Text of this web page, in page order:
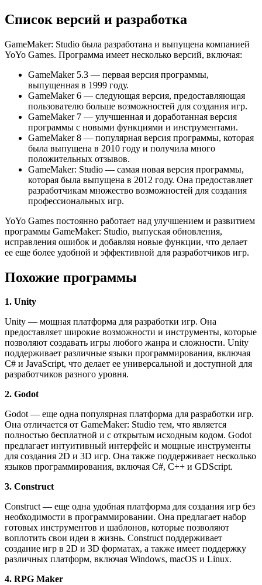
Список версий и разработка
GameMaker: Studio была разработана и выпущена компанией
YoYo Games. Программа имеет несколько версий, включая:
GameMaker 5.3 — первая версия программы,
выпущенная в 1999 году.
GameMaker 6 — следующая версия, предоставляющая
пользователю больше возможностей для создания игр.
GameMaker 7 — улучшенная и доработанная версия
программы с новыми функциями и инструментами.
GameMaker 8 — популярная версия программы, которая
была выпущена в 2010 году и получила много
положительных отзывов.
GameMaker: Studio — самая новая версия программы,
которая была выпущена в 2012 году. Она предоставляет
разработчикам множество возможностей для создания
профессиональных игр.
YoYo Games постоянно работает над улучшением и развитием
программы GameMaker: Studio, выпуская обновления,
исправления ошибок и добавляя новые функции, что делает
ее еще более удобной и эффективной для разработчиков игр.
Похожие программы
1. Unity
Unity — мощная платформа для разработки игр. Она
предоставляет широкие возможности и инструменты, которые
позволяют создавать игры любого жанра и сложности. Unity
поддерживает различные языки программирования, включая
C# и JavaScript, что делает ее универсальной и доступной для
разработчиков разного уровня.
2. Godot
Godot — еще одна популярная платформа для разработки игр.
Она отличается от GameMaker: Studio тем, что является
полностью бесплатной и с открытым исходным кодом. Godot
предлагает интуитивный интерфейс и мощные инструменты
для создания 2D и 3D игр. Она также поддерживает несколько
языков программирования, включая C#, C++ и GDScript.
3. Construct
Construct — еще одна удобная платформа для создания игр без
необходимости в программировании. Она предлагает набор
готовых инструментов и шаблонов, которые позволяют
воплотить свои идеи в жизнь. Construct поддерживает
создание игр в 2D и 3D форматах, а также имеет поддержку
различных платформ, включая Windows, macOS и Linux.
4. RPG Maker